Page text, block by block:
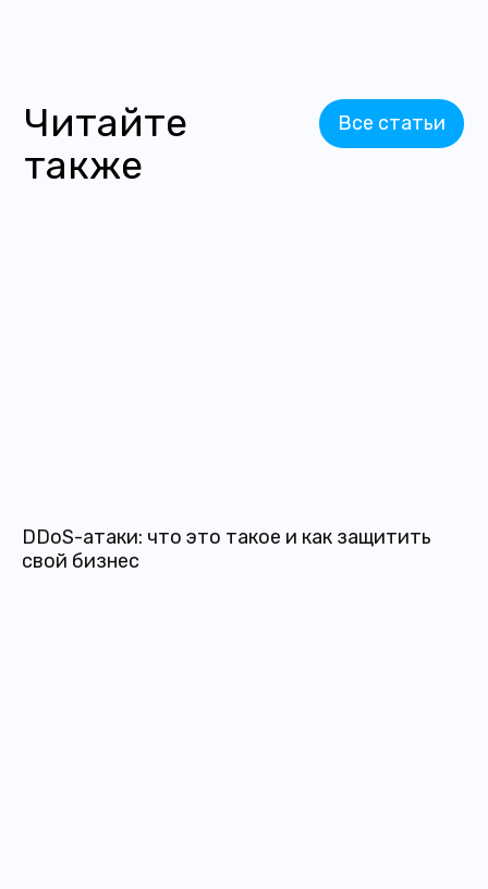
Читайте
также
Все статьи
DDoS-атаки: что это такое и как защитить
свой бизнес